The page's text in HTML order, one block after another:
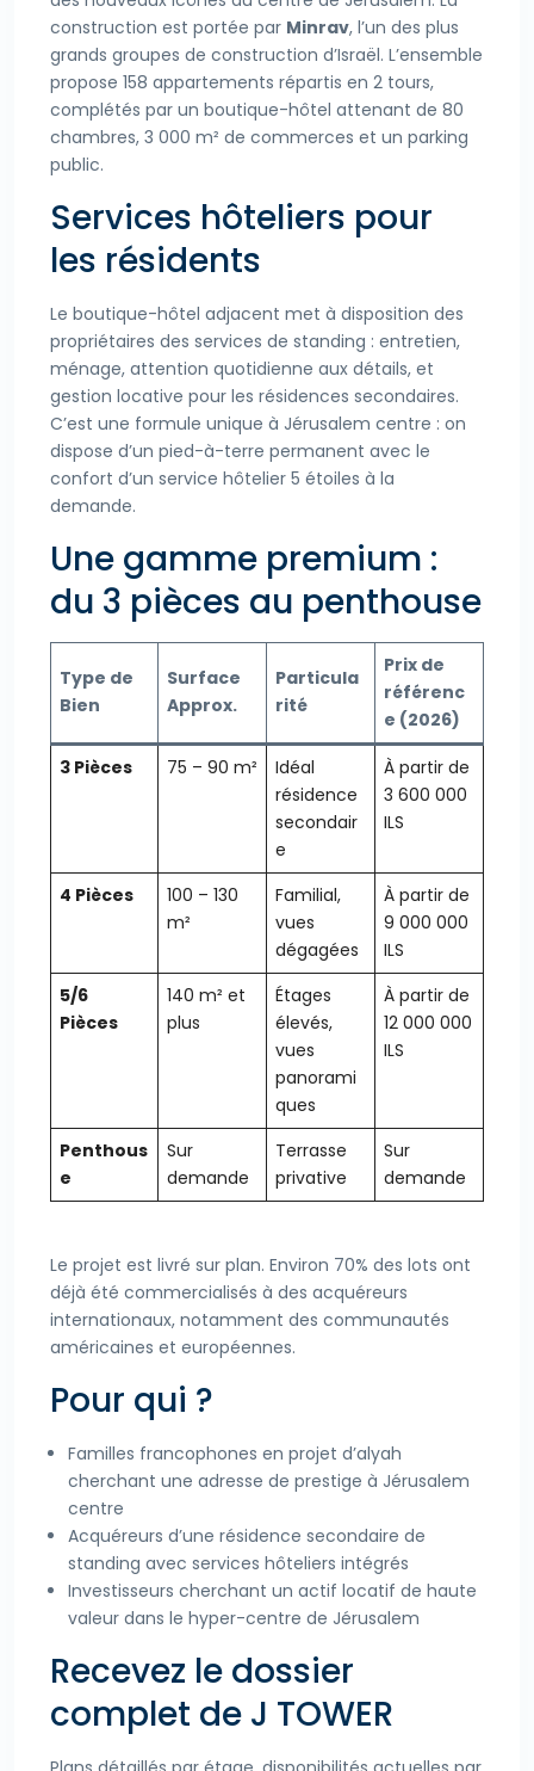
construction est portée par Minrav, l’un des plus
grands groupes de construction d’Israël. L’ensemble
propose 158 appartements répartis en 2 tours,
complétés par un boutique-hôtel attenant de 80
chambres, 3 000 m² de commerces et un parking
public.
Services hôteliers pour
les résidents
Le boutique-hôtel adjacent met à disposition des
propriétaires des services de standing : entretien,
ménage, attention quotidienne aux détails, et
gestion locative pour les résidences secondaires.
C’est une formule unique à Jérusalem centre : on
dispose d’un pied-à-terre permanent avec le
confort d’un service hôtelier 5 étoiles à la
demande.
Une gamme premium :
du 3 pièces au penthouse
Type de
Bien
Surface
Approx.
Particula
rité
Prix de
référenc
e (2026)
3 Pièces
75 – 90 m²
Idéal
résidence
secondair
e
À partir de
3 600 000
ILS
4 Pièces
100 – 130
m²
Familial,
vues
dégagées
À partir de
9 000 000
ILS
5/6
Pièces
140 m² et
plus
Étages
élevés,
vues
panorami
ques
À partir de
12 000 000
ILS
Penthous
e
Sur
demande
Terrasse
privative
Sur
demande
Le projet est livré sur plan. Environ 70% des lots ont
déjà été commercialisés à des acquéreurs
internationaux, notamment des communautés
américaines et européennes.
Pour qui ?
Familles francophones en projet d’alyah
cherchant une adresse de prestige à Jérusalem
centre
Acquéreurs d’une résidence secondaire de
standing avec services hôteliers intégrés
Investisseurs cherchant un actif locatif de haute
valeur dans le hyper-centre de Jérusalem
Recevez le dossier
complet de J TOWER